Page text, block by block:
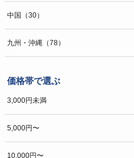
中国（30）
九州・沖縄（78）
価格帯で選ぶ
3,000円未満
5,000円〜
10,000円〜